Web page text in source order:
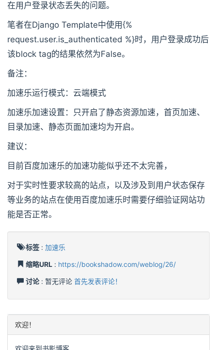
在用户登录状态丢失的问题。
笔者在Django Template中使用{%
request.user.is_authenticated %}时，用户登录成功后
该block tag的结果依然为False。
备注：
加速乐运行模式：云端模式
加速乐加速设置：只开启了静态资源加速，首页加速、
目录加速、静态页面加速均为开启。
建议：
目前百度加速乐的加速功能似乎还不太完善，
对于实时性要求较高的站点，以及涉及到用户状态保存
等业务的站点在使用百度加速乐时需要仔细验证网站功
能是否正常。
标签 : 加速乐
缩略URL : https://bookshadow.com/weblog/26/
讨论: 暂无评论 首先发表评论！
欢迎！
欢迎来到书影博客